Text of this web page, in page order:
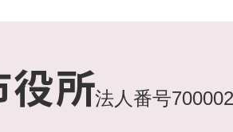
法人番号